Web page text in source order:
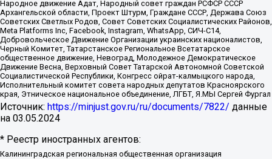
Народное движение Адат, Народный совет граждан РСФСР СССР
Архангельской области, Проект Штурм, Граждане СССР, Держава Союз
Советских Светлых Родов, Совет Советских Социалистических Районов,
Meta Platforms Inc, Facebook, Instagram, WhatsApp, СИЧ-С14,
Добровольческое Движение Организации украинских националистов,
Черный Комитет, Татарстанское Региональное Всетатарское
общественное движение, Невоград, Молодежное Демократическое
Движение Весна, Верховный Совет Татарской Автономной Советской
Социалистической Республики, Конгресс ойрат-калмыцкого народа,
Исполнительный комитет совета народных депутатов Красноярского
края, Этническое национальное объединение, ЛГБТ, Я.МЫ Сергей Фургал
Источник: https://minjust.gov.ru/ru/documents/7822/ данные
на 03.05.2024
* Реестр иностранных агентов:
Калининградская региональная общественная организация "Экозащита!-Женсовет", Фонд содействия защите прав и свобод граждан "Общественный вердикт", Фонд "Институт Развития Свободы Информации", Частное учреждение "Информационное агентство МЕМО. РУ", Региональная общественная организация "Общественная комиссия по сохранению наследия академика Сахарова", Фонд поддержки свободы прессы, Санкт-Петербургская общественная правозащитная организация "Гражданский контроль", Межрегиональная общественная организация "Информационно-просветительский центр "Мемориал", Региональный Фонд "Центр Защиты Прав Средств Массовой Информации", с 05.12.2023 Фонд "Центр Защиты Прав Средств массовой информации", Региональная общественная благотворительная организация помощи беженцам и мигрантам "Гражданское содействие", Негосударственное образовательное учреждение дополнительного профессионального образования (повышение квалификации) специалистов "АКАДЕМИЯ ПО ПРАВАМ ЧЕЛОВЕКА", Свердловская региональная общественная организация "Сутяжник", Автономная некоммерческая организация "Центр независимых социологических исследований", Союз общественных объединений "Российский исследовательский центр по правам человека", Региональное общественное учреждение научно-информационный центр "МЕМОРИАЛ", Некоммерческая организация "Фонд защиты гласности", Автономная некоммерческая организация "Институт прав человека", Городская общественная организация "Екатеринбургское общество "МЕМОРИАЛ", Городская общественная организация "Рязанское историко-просветительское и правозащитное общество "Мемориал" (Рязанский Мемориал), Челябинский региональный орган общественной самодеятельности – женское общественное объединение "Женщины Евразии", Челябинский региональный орган общественной самодеятельности "Уральская правозащитная группа", Фонд содействия защите здоровья и социальной справедливости имени Андрея Рылькова, Автономная Некоммерческая Организация "Аналитический Центр Юрия Левады", Автономная некоммерческая организация социальной поддержки населения "Проект Апрель", Региональная общественная организация помощи женщинам и детям, находящимся в кризисной ситуации "Информационно-методический центр "Анна", Фонд содействия развитию массовых коммуникаций и правовому просвещению "Так-так-Так", Фонд содействия устойчивому развитию "Серебряная тайга", Свердловский региональный общественный фонд социальных проектов "Новое время", "Idel.Реалии", Кавказ.Реалии, Крым.Реалии, Телеканал Настоящее Время, Татаро-башкирская служба Радио Свобода (Azatliq Radiosi), Радио Свободная Европа/Радио Свобода (PCE/PC), "Сибирь.Реалии", "Фактограф", Благотворительный фонд помощи осужденным и их семьям, Автономная некоммерческая организация "Институт глобализации и социальных движений", Фонд "В защиту прав заключенных", Частное учреждение "Центр поддержки и содействия развитию средств массовой информации", Пензенский региональный общественный благотворительный фонд "Гражданский союз", "Север.Реалии", Некоммерческая организация Фонд "Правовая инициатива", Общество с ограниченной ответственностью "Радио Свободная Европа/Радио Свобода", Чешское информационное агентство "MEDIUM-ORIENT", Красноярская региональная общественная организация "Мы против СПИДа", Камалягин Денис Николаевич, Маркелов Сергей Евгеньевич, Пономарев Лев Александрович, Савицкая Людмила Алексеевна, Автономная некоммерческая организация "Центр по работе с проблемой насилия "НАСИЛИЮ.НЕТ", Межрегиональный профессиональный союз работников здравоохранения "Альянс врачей", Юридическое лицо, зарегистрированное в Латвийской Республике, SIA "Medusa Project" (регистрационный номер 40103797863, дата регистрации 10.06.2014), Некоммерческая организация "Фонд по борьбе с коррупцией", Автономная некоммерческая организация "Институт права и публичной политики", Баданин Роман Сергеевич, Гликин Максим Александрович, Железнова Мария Михайловна, Лукьянова Юлия Сергеевна, Маетная Елизавета Витальевна, Маняхин Петр Борисович, Чуракова Ольга Владимировна, Ярош Юлия Петровна, Юридическое лицо "The Insider SIA", зарегистрированное в Риге, Латвийская Республика (дата регистрации 26.06.2015), являющееся администратором доменного имени интернет-издания "The Insider SIA", https://theins.ru, Постернак Алексей Евгеньевич, Рубин Михаил Аркадьевич, Анин Роман Александрович, Юридическое лицо Istories fonds, зарегистрированное в Латвийской Республике (регистрационный номер 50008295751, дата регистрации 24.02.2020), Великовский Дмитрий Александрович, Долинина Ирина Николаевна, Мароховская Алеся Алексеевна, Шлейнов Роман Юрьевич, Шмагун Олеся Валентиновна, Общество с ограниченной ответственностью "Альтаир 2021", Общество с ограниченной ответственностью "Вега 2021", Общество с ограниченной ответственностью "Главный редактор 2021", Общество с ограниченной ответственностью "Ромашки монолит", Важенков Артем Валерьевич, Ивановская областная общественная организация "Центр гендерных исследований", Гурман Юрий Альбертович, Медиапроект "ОВД-Инфо", Егоров Владимир Владимирович, Жилинский Владимир Александрович, Общество с ограниченной ответственностью "ЗП", Иванова София Юрьевна, Карезина Инна Павловна, Кильтау Екатерина Викторовна, Петров Алексей Викторович, Пискунов Сергей Евгеньевич, Смирнов Сергей Сергеевич, Тихонов Михаил Сергеевич, Общество с ограниченной ответственностью "ЖУРНАЛИСТ-ИНОСТРАННЫЙ АГЕНТ", Арапова Галина Юрьевна, Вольтская Татьяна Анатольевна, Американская компания "Mason G.E.S. Anonymous Foundation" (США), являющаяся владельцем интернет-издания https://mnews.world/, Компания "Stichting Bellingcat", зарегистрированная в Нидерландах (дата регистрации 11.07.2018), Захаров Андрей Вячеславович, Клепиковская Екатерина Дмитриевна, Общество с ограниченной ответственностью "МЕМО", Перл Роман Александрович, Симонов Евгений Алексеевич, Соловьева Елена Анатольевна, Сотников Даниил Владимирович, Сурначева Елизавета Дмитриевна, Автономная некоммерческая организация по защите прав человека и информированию населения "Якутия – Наше Мнение", Общество с ограниченной ответственностью "Москоу диджитал медиа", с 26.01.2023 Общество с ограниченной ответственностью "Чайка Белые сады", Ветошкина Валерия Валерьевна, Заговора Максим Александрович, Межрегиональное общественное движение "Российская ЛГБТ - сеть", Оленичев Максим Владимирович, Павлов Иван Юрьевич, Скворцова Елена Сергеевна, Общество с ограниченной ответственностью "Как бы инагент", Кочетков Игорь Викторович, Общество с ограниченной ответственностью "Честные выборы", Еланчик Олег Александрович, Общество с ограниченной ответственностью "Нобелевский призыв", Гималова Регина Эмилевна, Григорьев Андрей Валерьевич, Григорьева Алина Александровна, Ассоциация по содействию защите прав призывников, альтернативнослужащих и военнослужащих "Правозащитная группа "Гражданин.Армия.Право", Хисамова Регина Фаритовна, Автономная некоммерческая организация по реализации социально-правовых программ "Лилит", Дальневосточное общественное движение "Маяк", Санкт-Петербургская ЛГБТ-инициативная группа "Выход", Инициативная группа ЛГБТ+ "Реверс", Алексеев Андрей Викторович, Бекбулатова Таисия Львовна, Беляев Иван Михайлович, Владыкина Елена Сергеевна, Гельман Марат Александрович, Никульшина Вероника Юрьевна, Толоконникова Надежда Андреевна, Шендерович Виктор Анатольевич, Общество с ограниченной ответственностью "Данное сообщение", Общество с ограниченной ответственностью Издательский дом "Новая глава", Айнбиндер Александра Александровна, Московский комьюнити-центр для ЛГБТ+инициатив, Благотворительный фонд развития филантропии, Deutsche Welle (Германия, Kurt-Schumacher-Strasse 3, 53113 Bonn), Борзунова Мария Михайловна, Воробьев Виктор Викторович, Голубева Анна Львовна, Константинова Алла Михайловна, Малкова Ирина Владимировна, Мурадов Мурад Абдулгалимович, Осетинская Елизавета Николаевна, Понасенков Евгений Николаевич, Ганапольский Матвей Юрьевич, Киселев Евгений Алексеевич, Борухович Ирина Григорьевна, Дремин Иван Тимофеевич, Дубровский Дмитрий Викторович, Красноярская региональная общественная организация поддержки и развития альтернативных образовательных технологий и межкультурных коммуникаций "ИНТЕРРА", Маяковская Екатерина Алексеевна, Фейгин Марк Захарович, Филимонов Андрей Викторович, Дзугкоева Регина Николаевна, Доброхотов Роман Александрович, Дудь Юрий Александрович, Елкин Сергей Владимирович, Кругликов Кирилл Игоревич, Сабунаева Мария Леонидовна, Семенов Алексей Владимирович, Шаинян Карен Багратович, Шульман Екатерина Михайловна, Асафьев Артур Валерьевич, Вахштайн Виктор Семенович, Венедиктов Алексей Алексеевич, Лушникова Екатерина Евгеньевна, Волков Леонид Михайлович, Невзоров Александр Глебович, Пархоменко Сергей Борисович, Сироткин Ярослав Николаевич, Кара-Мурза Владимир Владимирович, Баранова Наталья Владимировна, Гозман Леонид Яковлевич, Кагарлицкий Борис Юльевич, Климарев Михаил Валерьевич, Милов Владимир Станиславович, Автономная некоммерческая организация Краснодарский центр современного искусства "Типография", Моргенштерн Алишер Тагирович, Соболь Любовь Эдуардовна, Общество с ограниченной ответственностью "ЛИЗА НОРМ", Каспаров Гарри Кимович, Ходорковский Михаил Борисович, Общество с ограниченной ответственностью "Апрельские тезисы", Данилович Ирина Брониславовна, Кашин Олег Владимирович, Петров Николай Владимирович, Пивоваров Алексей Владимирович, Соколов Михаил Владимирович, Цветкова Юлия Владимировна, Чичваркин Евгений Александрович, Комитет против пыток/Команда против пыток, Общество с ограниченной ответственностью "Первый научный", Общество с ограниченной ответственностью "Вертолет и ко", Белоцерковская Вероника Борисовна, Кац Максим Евгеньевич, Лазарева Татьяна Юрьевна, Шаведдинов Руслан Табризович, Яшин Илья Валерьевич, Общество с ограниченной ответственностью "Иноагент ААВ", Алешковский Дмитрий Петрович, Альбац Евгения Марковна, Быков Дмитрий Львович, Галямина Юлия Евгеньевна, Лойко Сергей Леонидович, Мартынов Кирилл Константинович, Медведев Сергей Александрович, Крашенинников Федор Геннадиевич, Гордеева Катерина Вл